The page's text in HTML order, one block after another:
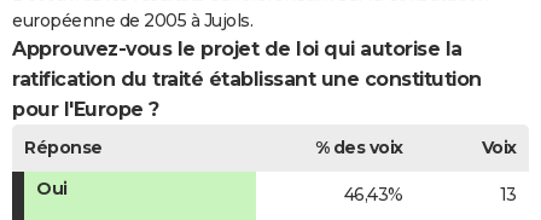
FORUM
Bricolage
Lifestyle
Culture
Sport
Auto
Television
Voyage
Cinema
européenne de 2005 à Jujols.
Approuvez-vous le projet de loi qui autorise la
ratification du traité établissant une constitution
pour l'Europe ?
Réponse % des voix
Voix
Oui
46,43% 13